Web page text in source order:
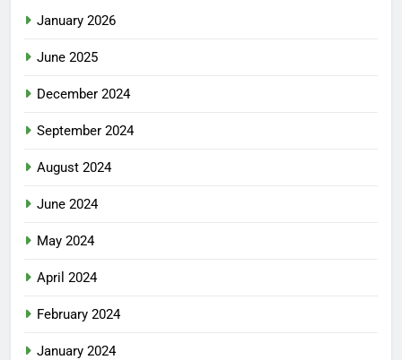
January 2026
June 2025
December 2024
September 2024
August 2024
June 2024
May 2024
April 2024
February 2024
January 2024